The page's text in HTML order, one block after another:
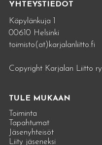
YHTEYSTIEDOT
Käpylänkuja 1
00610 Helsinki
toimisto(at)karjalanliitto.fi
Copyright Karjalan Liitto ry
TULE MUKAAN
Toiminta
Tapahtumat
Jäsenyhteisöt
Liity jäseneksi